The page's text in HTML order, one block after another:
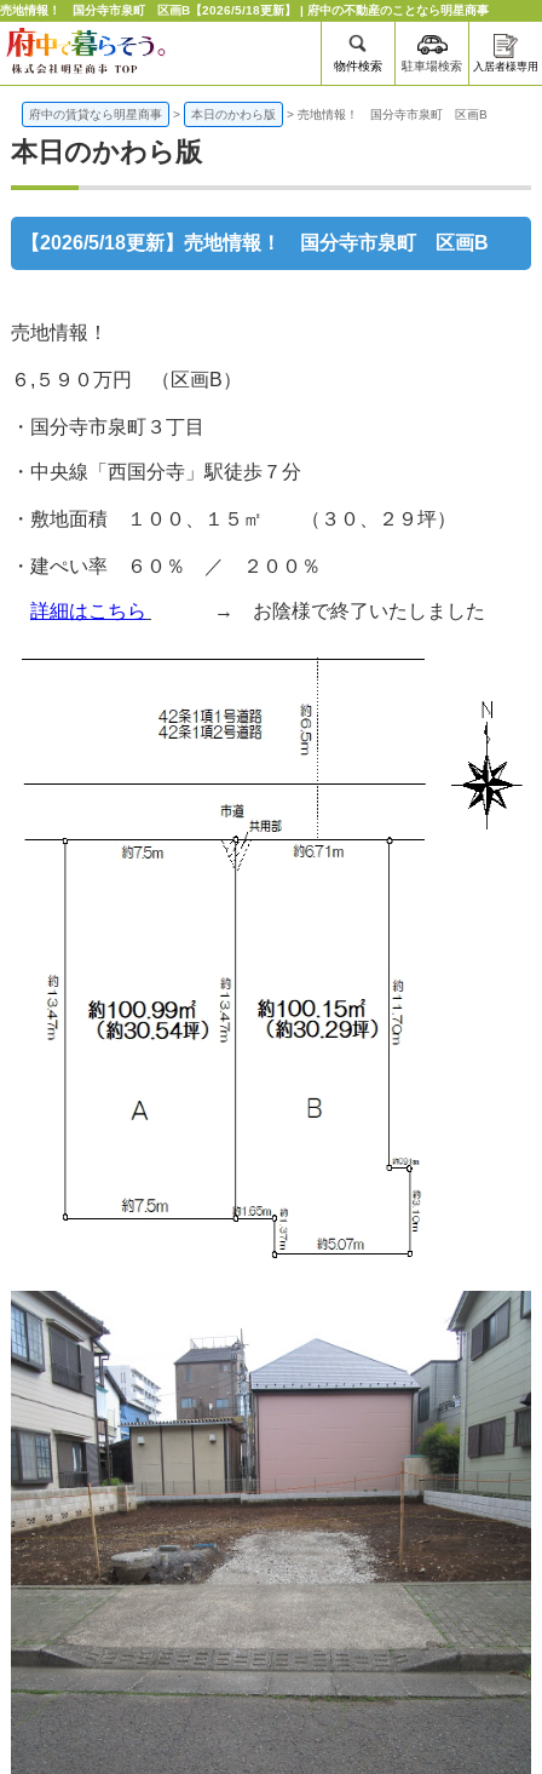
売地情報！ 国分寺市泉町 区画B【2026/5/18更新】 | 府中の不動産のことなら明星商事
物件検索 駐車場検索 入居者様専用
府中の賃貸なら明星商事 > 本日のかわら版 > 売地情報！ 国分寺市泉町 区画B
本日のかわら版
【2026/5/18更新】売地情報！ 国分寺市泉町 区画B
売地情報！
６,５９０万円 （区画B）
・国分寺市泉町３丁目
・中央線「西国分寺」駅徒歩７分
・敷地面積 １００、１５㎡ （３０、２９坪）
・建ぺい率 ６０％ ／ ２００％
詳細はこちら → お陰様で終了いたしました